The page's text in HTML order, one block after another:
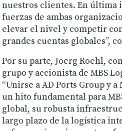
nuestros clientes. En última
fuerzas de ambas
elevar el nivel y competir
grandes cuentas globales”,
Por su parte, Joerg Roehl,
grupo y accionista de MBS
“Unirse a AD Ports Group y
un hito fundamental para
global, su robusta
largo plazo de la logística